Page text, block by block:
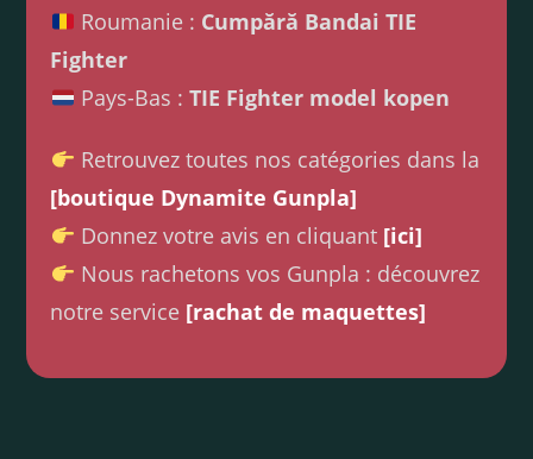
Roumanie : Cumpără Bandai TIE
Fighter
Pays-Bas : TIE Fighter model kopen
Retrouvez toutes nos catégories dans la
[boutique Dynamite Gunpla]
Donnez votre avis en cliquant [ici]
Nous rachetons vos Gunpla : découvrez
notre service [rachat de maquettes]